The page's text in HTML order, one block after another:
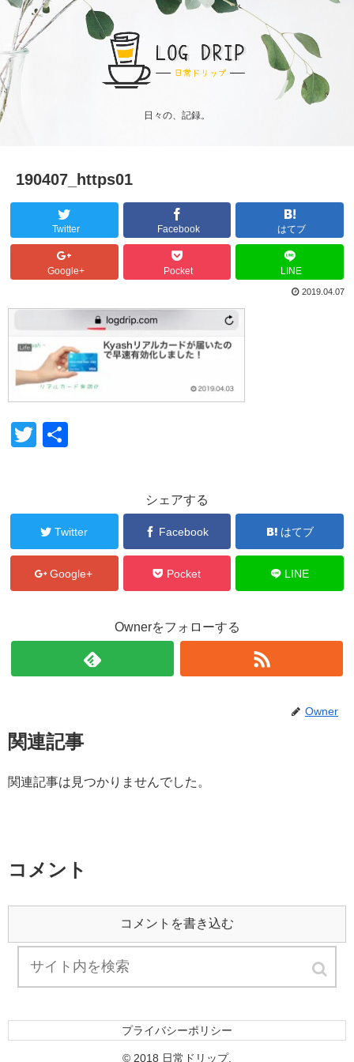
日々の、記録。
190407_https01
Twitter Facebook はてブ
Google+ Pocket LINE
2019.04.07
T
er
シェアする
Twitter Facebook はてブ
Google+ Pocket LINE
Ownerをフォローする
Owner
関連記事
関連記事は見つかりませんでした。
コメント
コメントを書き込む
プライバシーポリシー
© 2018 日常ドリップ.